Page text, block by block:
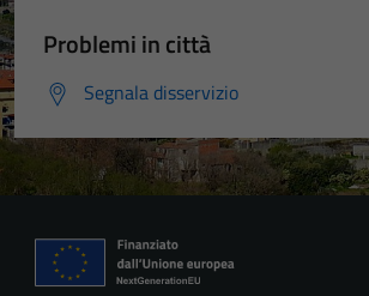
Problemi in città
Segnala disservizio